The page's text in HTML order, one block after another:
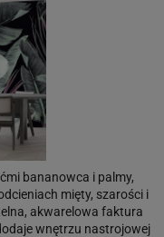
bananowca i palmy,
mięty, szarości i
akwarelowa faktura
wnętrzu nastrojowej